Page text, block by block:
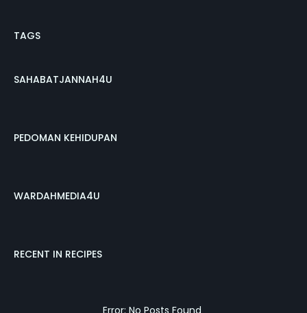
TAGS
SAHABATJANNAH4U
PEDOMAN KEHIDUPAN
WARDAHMEDIA4U
RECENT IN RECIPES